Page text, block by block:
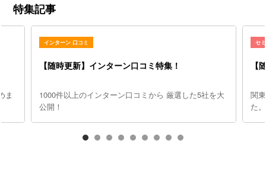
特集記事
ま
インターン 口コミ
【随時更新】インターン口コミ特集！
1000件以上のインターン口コミから 厳選した5社を大
公開！
セ
【
関
た。